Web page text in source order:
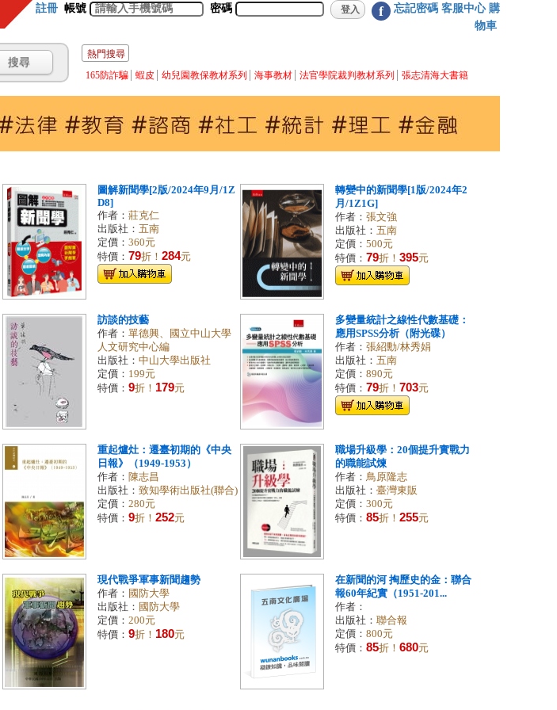
註冊 帳號 密碼 f 忘記密碼 客服中心 購
物車
熱門搜尋
165防詐騙
蝦皮 幼兒園教保教材系列 海事教材 法官學院裁判教材系列 張志清海大書籍
圖解新聞學[2版/2024年9月/1Z
D8]
作者： 莊克仁
出版社： 五南
定價： 360元
特價： 79折！ 284元
轉變中的新聞學[1版/2024年2
月/1Z1G]
作者： 張文強
出版社： 五南
定價： 500元
特價： 79折！ 395元
訪談的技藝
作者： 單德興、國立中山大學
人文研究中心編
出版社： 中山大學出版社
定價： 199元
特價： 9折！ 179元
多變量統計之線性代數基礎：
應用SPSS分析（附光碟）
作者： 張紹勳/林秀娟
出版社： 五南
定價： 890元
特價： 79折！ 703元
重起爐灶：遷臺初期的《中央
日報》（1949-1953）
作者： 陳志昌
出版社： 致知學術出版社(聯合)
定價： 280元
特價： 9折！ 252元
職場升級學：20個提升實戰力
的職能試煉
作者： 鳥原隆志
出版社： 臺灣東販
定價： 300元
特價： 85折！ 255元
現代戰爭軍事新聞趨勢
作者： 國防大學
出版社： 國防大學
定價： 200元
特價： 9折！ 180元
在新聞的河 掏歷史的金：聯合
報60年紀實（1951-201...
作者：
出版社： 聯合報
定價： 800元
特價： 85折！ 680元